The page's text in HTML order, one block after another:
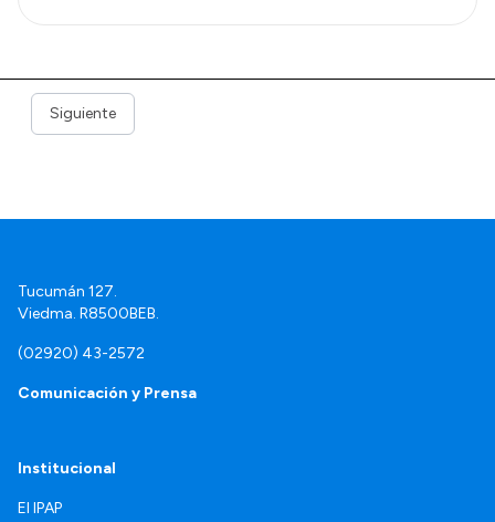
Siguiente
Tucumán 127.
Viedma. R8500BEB.
(02920) 43-2572
Comunicación y Prensa
Institucional
El IPAP